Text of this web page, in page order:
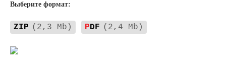
Выберите формат:
ZIP (2,3 Mb) PDF (2,4 Mb)